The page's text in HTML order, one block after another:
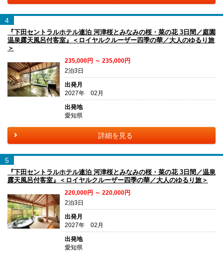
4
『下田セントラルホテル連泊 河津桜とみなみの桜・菜の花 3日間／庭園
温泉露天風呂付客室』＜ロイヤルクルーザー四季の華／大人のゆるり旅
＞
235,000円 ～ 235,000円
2泊3日
出発月
2027年 02月
出発地
愛知県
詳細を見る
5
『下田セントラルホテル連泊 河津桜とみなみの桜・菜の花 3日間／温泉
露天風呂付客室』＜ロイヤルクルーザー四季の華／大人のゆるり旅＞
220,000円 ～ 220,000円
2泊3日
出発月
2027年 02月
出発地
愛知県